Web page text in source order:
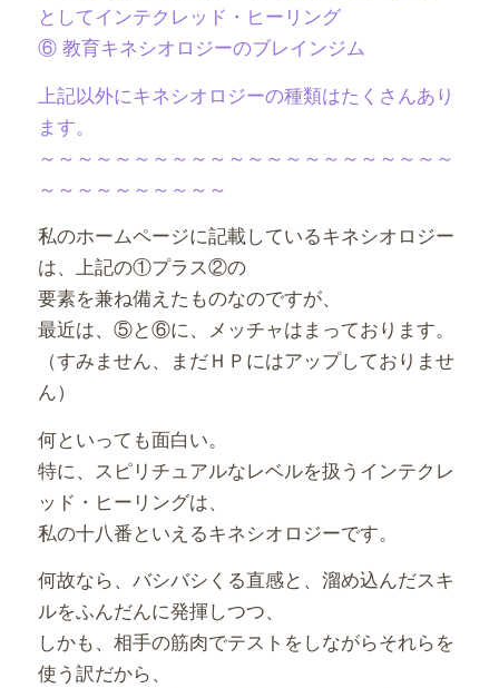
としてインテクレッド・ヒーリング
⑥ 教育キネシオロジーのブレインジム
上記以外にキネシオロジーの種類はたくさんあり
ます。
～～～～～～～～～～～～～～～～～～～～～～
～～～～～～～～～～
私のホームページに記載しているキネシオロジー
は、上記の①プラス②の
要素を兼ね備えたものなのですが、
最近は、⑤と⑥に、メッチャはまっております。
（すみません、まだＨＰにはアップしておりませ
ん）
何といっても面白い。
特に、スピリチュアルなレベルを扱うインテクレ
ッド・ヒーリングは、
私の十八番といえるキネシオロジーです。
何故なら、バシバシくる直感と、溜め込んだスキ
ルをふんだんに発揮しつつ、
しかも、相手の筋肉でテストをしながらそれらを
使う訳だから、